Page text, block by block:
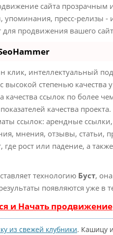
сайта прозрачным
упоминания, пресс-релизы -
для продвижения вашего
интеллектуальный
высокой степенью качества
качества ссылок по более
качества проекта.
ссылок: арендные
мнения, отзывы, статьи,
где рост или падение, а
технологию Буст,
появляются уже в
и Начать продвижение
из свежей клубники. Кашицу